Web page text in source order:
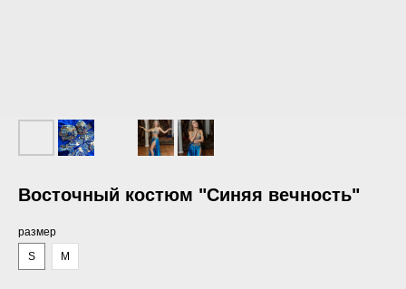
Восточный костюм "Синяя вечность"
размер
S
M